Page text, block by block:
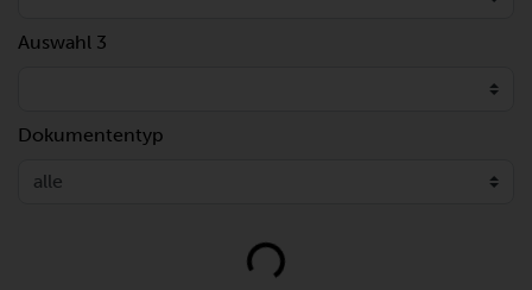
Auswahl 3
Dokumententyp
Loading...